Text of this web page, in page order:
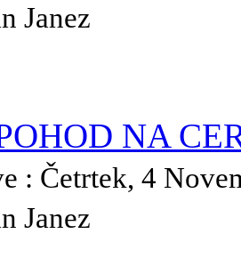
Janez
NA
: Četrtek, 4
Janez